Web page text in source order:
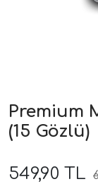
Premium
(15 Gözlü)
549,90 TL